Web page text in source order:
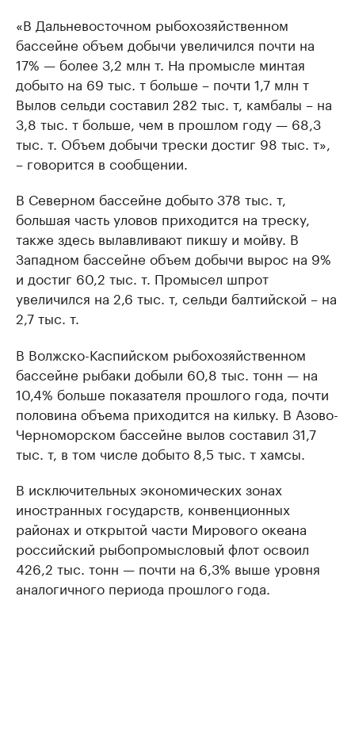
«В Дальневосточном рыбохозяйственном
бассейне объем добычи увеличился почти на
17% — более 3,2 млн т. На промысле минтая
добыто на 69 тыс. т больше – почти 1,7 млн т
Вылов сельди составил 282 тыс. т, камбалы – на
3,8 тыс. т больше, чем в прошлом году — 68,3
тыс. т. Объем добычи трески достиг 98 тыс. т»,
– говорится в сообщении.
В Северном бассейне добыто 378 тыс. т,
большая часть уловов приходится на треску,
также здесь вылавливают пикшу и мойву. В
Западном бассейне объем добычи вырос на 9%
и достиг 60,2 тыс. т. Промысел шпрот
увеличился на 2,6 тыс. т, сельди балтийской – на
2,7 тыс. т.
В Волжско-Каспийском рыбохозяйственном
бассейне рыбаки добыли 60,8 тыс. тонн — на
10,4% больше показателя прошлого года, почти
половина объема приходится на кильку. В Азово-
Черноморском бассейне вылов составил 31,7
тыс. т, в том числе добыто 8,5 тыс. т хамсы.
В исключительных экономических зонах
иностранных государств, конвенционных
районах и открытой части Мирового океана
российский рыбопромысловый флот освоил
426,2 тыс. тонн — почти на 6,3% выше уровня
аналогичного периода прошлого года.